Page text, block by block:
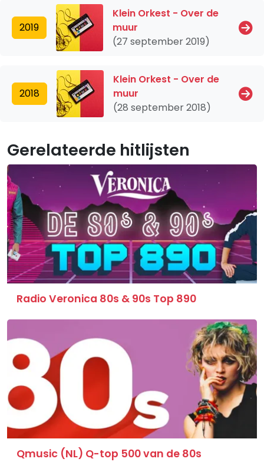
2019
Klein Orkest - Over de
muur
(27 september 2019)
2018
Klein Orkest - Over de
muur
(28 september 2018)
Gerelateerde hitlijsten
Radio Veronica 80s & 90s Top 890
Qmusic (NL) Q-top 500 van de 80s